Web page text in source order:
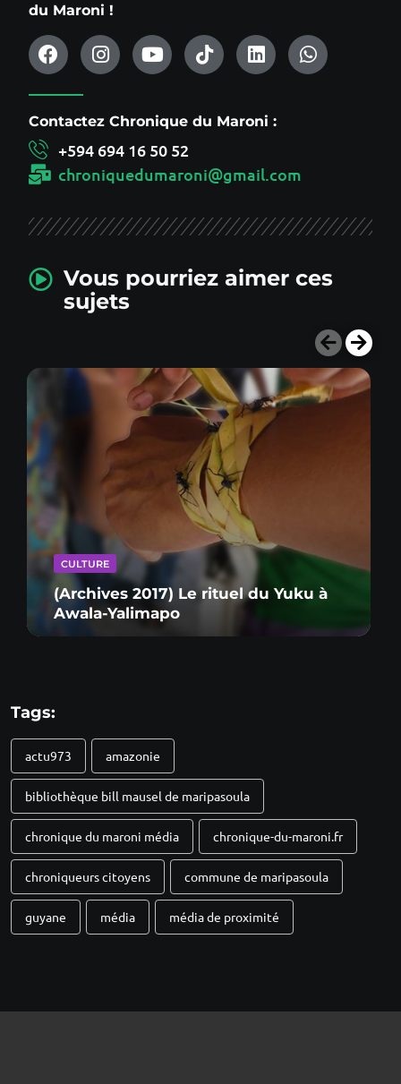
du Maroni !
Contactez Chronique du Maroni :
+594 694 16 50 52
chroniquedumaroni@gmail.com
Vous pourriez aimer ces
sujets
CULTURE
(Archives 2017) Le rituel du Yuku à
Awala-Yalimapo
Tags:
actu973 amazonie
bibliothèque bill mausel de maripasoula
chronique du maroni média chronique-du-maroni.fr
chroniqueurs citoyens commune de maripasoula
guyane média média de proximité